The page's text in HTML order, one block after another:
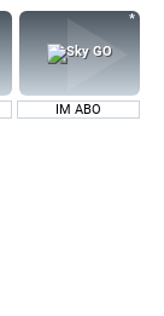
IM ABO